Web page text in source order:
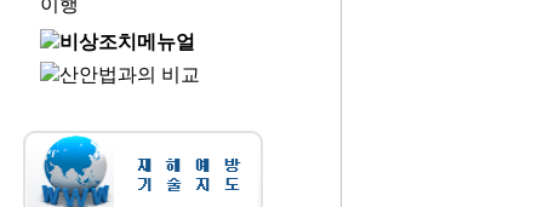
이행
비상조치메뉴얼
산안법과의 비교